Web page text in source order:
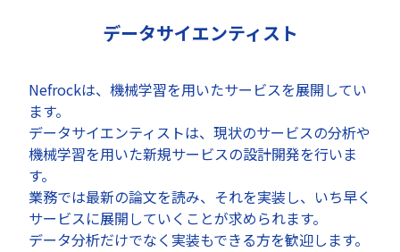
データサイエンティスト
Nefrockは、機械学習を用いたサービスを展開してい
ます。
データサイエンティストは、現状のサービスの分析や
機械学習を用いた新規サービスの設計開発を行いま
す。
業務では最新の論文を読み、それを実装し、いち早く
サービスに展開していくことが求められます。
データ分析だけでなく実装もできる方を歓迎します。